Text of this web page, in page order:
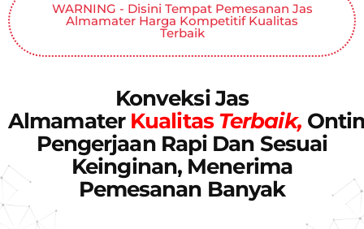
WARNING - Disini Tempat Pemesanan Jas
Almamater Harga Kompetitif Kualitas
Terbaik
Konveksi Jas
Almamater KualitasTerbaik,
Pengerjaan Rapi Dan Sesuai
Keinginan, Menerima
Pemesanan Banyak